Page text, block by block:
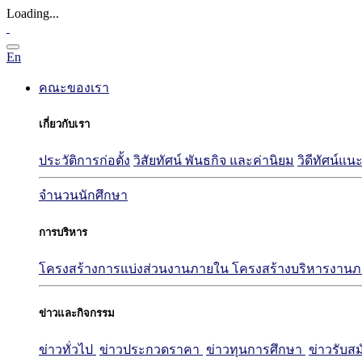
Loading...
En
คณะของเรา
เกี่ยวกับเรา
ประวัติการก่อตั้ง วิสัยทัศน์ พันธกิจ และค่านิยม วิดีทัศน์แน
จำนวนนักศึกษา
การบริหาร
โครงสร้างการแบ่งส่วนงานภายใน โครงสร้างบริหารงาน
ข่าวและกิจกรรม
ข่าวทั่วไป ข่าวประกวดราคา ข่าวทุนการศึกษา ข่าวรับส